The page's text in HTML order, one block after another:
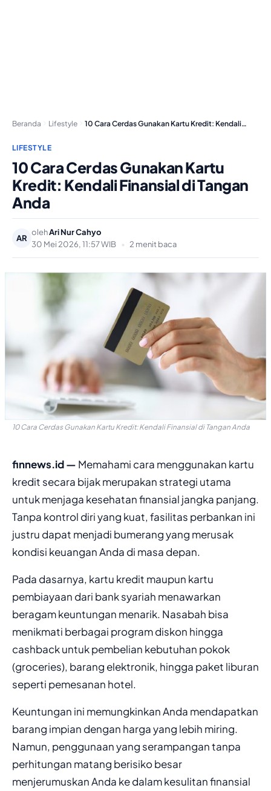
Beranda Lifestyle 10 Cara Cerdas Gunakan Kartu Kredit: Kendali Finansial…
LIFESTYLE
10 Cara Cerdas Gunakan Kartu
Kredit: Kendali Finansial di Tangan
Anda
AR
olehAri Nur Cahyo
30 Mei 2026, 11:57 WIB
• 2 menit baca
10 Cara Cerdas Gunakan Kartu Kredit: Kendali Finansial di Tangan Anda
finnews.id — Memahami cara menggunakan kartu
kredit secara bijak merupakan strategi utama
untuk menjaga kesehatan finansial jangka panjang.
Tanpa kontrol diri yang kuat, fasilitas perbankan ini
justru dapat menjadi bumerang yang merusak
kondisi keuangan Anda di masa depan.
Pada dasarnya, kartu kredit maupun kartu
pembiayaan dari bank syariah menawarkan
beragam keuntungan menarik. Nasabah bisa
menikmati berbagai program diskon hingga
cashback untuk pembelian kebutuhan pokok
(groceries), barang elektronik, hingga paket liburan
seperti pemesanan hotel.
Keuntungan ini memungkinkan Anda mendapatkan
barang impian dengan harga yang lebih miring.
Namun, penggunaan yang serampangan tanpa
perhitungan matang berisiko besar
menjerumuskan Anda ke dalam kesulitan finansial